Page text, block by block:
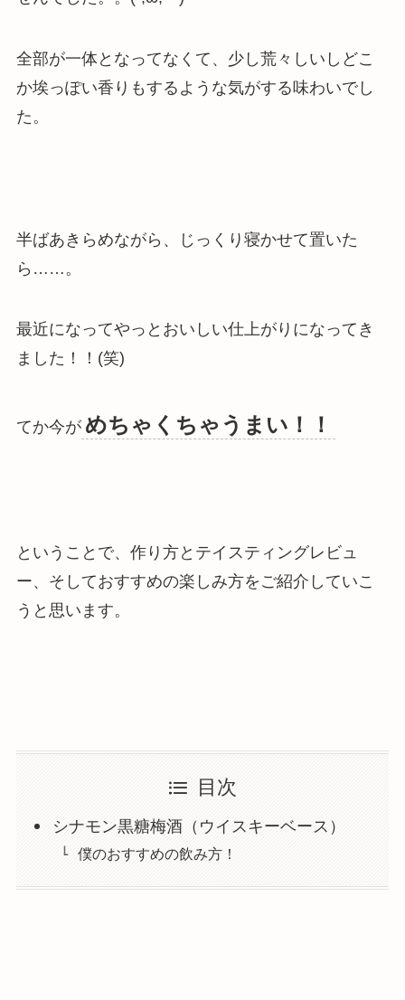
全部が一体となってなくて、少し荒々しいしどこ
か埃っぽい香りもするような気がする味わいでし
た。
半ばあきらめながら、じっくり寝かせて置いた
ら……。
最近になってやっとおいしい仕上がりになってき
ました！！(笑)
てか今が めちゃくちゃうまい！！
ということで、作り方とテイスティングレビュ
ー、そしておすすめの楽しみ方をご紹介していこ
うと思います。
目次
シナモン黒糖梅酒（ウイスキーベース）
僕のおすすめの飲み方！